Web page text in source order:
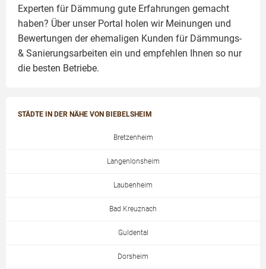
Experten für Dämmung gute Erfahrungen gemacht
haben? Über unser Portal holen wir Meinungen und
Bewertungen der ehemaligen Kunden für Dämmungs-
& Sanierungsarbeiten ein und empfehlen Ihnen so nur
die besten Betriebe.
STÄDTE IN DER NÄHE VON BIEBELSHEIM
Bretzenheim
Langenlonsheim
Laubenheim
Bad Kreuznach
Guldental
Dorsheim